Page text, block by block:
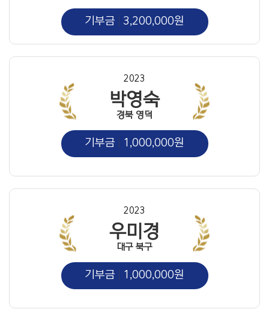
기부금 3,200,000원
2023
박영숙
경북 영덕
기부금 1,000,000원
2023
우미경
대구 북구
기부금 1,000,000원